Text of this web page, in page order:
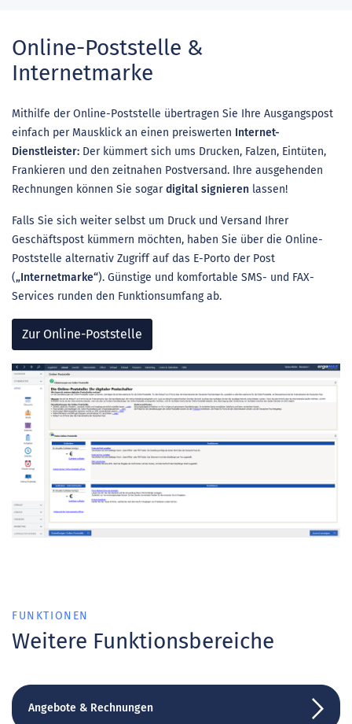
Online-Poststelle &
Internetmarke
Mithilfe der Online-Poststelle übertragen Sie Ihre Ausgangspost
einfach per Mausklick an einen preiswerten Internet-
Dienstleister: Der kümmert sich ums Drucken, Falzen, Eintüten,
Frankieren und den zeitnahen Postversand. Ihre ausgehenden
Rechnungen können Sie sogardigital signieren lassen!
Falls Sie sich weiter selbst um Druck und Versand Ihrer
Geschäftspost kümmern möchten, haben Sie über die Online-
Poststelle alternativ Zugriff auf das E-Porto der Post
(„Internetmarke“). Günstige und komfortable SMS- und FAX-
Services runden den Funktionsumfang ab.
Zur Online-Poststelle
FUNKTIONEN
Weitere Funktionsbereiche
Angebote & Rechnungen